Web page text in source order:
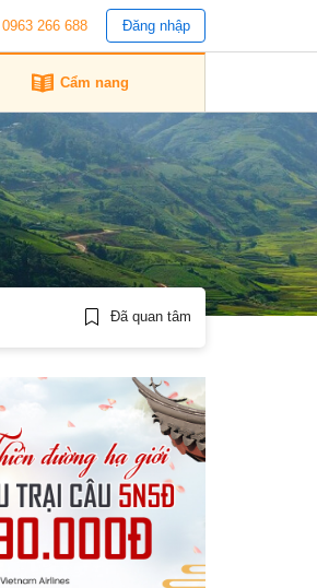
0963 266 688 Đăng nhập
Cẩm nang
Đã quan tâm